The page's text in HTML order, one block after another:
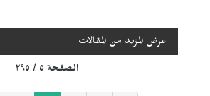
عرض المزيد من المقالات
الصفحة ٥ / ٢٩٥